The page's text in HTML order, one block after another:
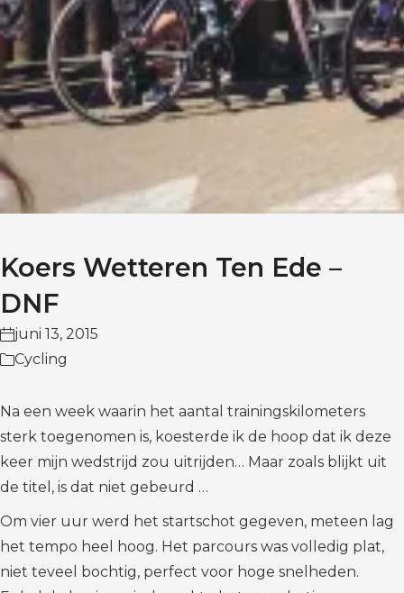
Koers Wetteren Ten Ede –
DNF
juni 13, 2015
Cycling
Na een week waarin het aantal trainingskilometers
sterk toegenomen is, koesterde ik de hoop dat ik deze
keer mijn wedstrijd zou uitrijden… Maar zoals blijkt uit
de titel, is dat niet gebeurd …
Om vier uur werd het startschot gegeven, meteen lag
het tempo heel hoog. Het parcours was volledig plat,
niet teveel bochtig, perfect voor hoge snelheden.